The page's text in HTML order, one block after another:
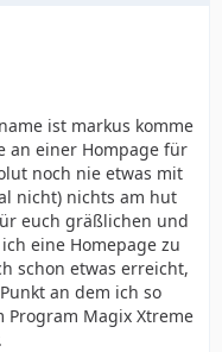
ist markus komme
an einer Hompage für
noch nie etwas mit
nicht) nichts am hut
euch gräßlichen und
eine Homepage zu
schon etwas erreicht,
an dem ich so
Magix Xtreme